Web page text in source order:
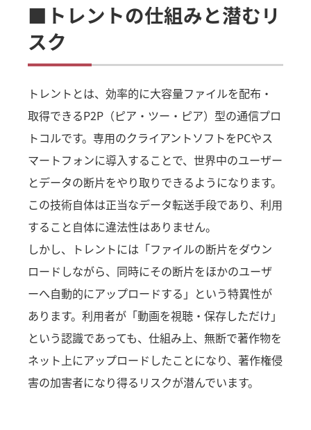
■トレントの仕組みと潜むリ
スク
トレントとは、効率的に大容量ファイルを配布・
取得できるP2P（ピア・ツー・ピア）型の通信プロ
トコルです。専用のクライアントソフトをPCやス
マートフォンに導入することで、世界中のユーザー
とデータの断片をやり取りできるようになります。
この技術自体は正当なデータ転送手段であり、利用
すること自体に違法性はありません。
しかし、トレントには「ファイルの断片をダウン
ロードしながら、同時にその断片をほかのユーザ
ーへ自動的にアップロードする」という特異性が
あります。利用者が「動画を視聴・保存しただけ」
という認識であっても、仕組み上、無断で著作物を
ネット上にアップロードしたことになり、著作権侵
害の加害者になり得るリスクが潜んでいます。